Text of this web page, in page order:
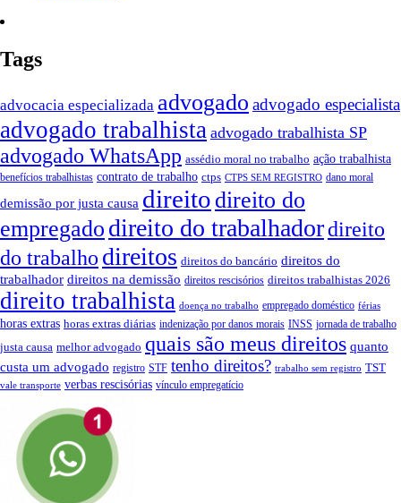
Tags
advocacia especializada advogado advogado especialista
advogado trabalhista advogado trabalhista SP
advogado WhatsApp assédio moral no trabalho ação trabalhista
benefícios trabalhistas contrato de trabalho ctps CTPS SEM REGISTRO dano moral
demissão por justa causa direito direito do
empregado direito do trabalhadordireito
do trabalho direitos direitos do bancário direitos do
trabalhador direitos na demissão direitos rescisórios direitos trabalhistas 2026
direito trabalhista doença no trabalho empregado doméstico férias
horas extras horas extras diárias indenização por danos morais INSS jornada de trabalho
justa causa melhor advogado quais são meus direitos quanto
custa um advogado registro STF tenho direitos? trabalho sem registro TST
vale transporte verbas rescisórias vínculo empregatício